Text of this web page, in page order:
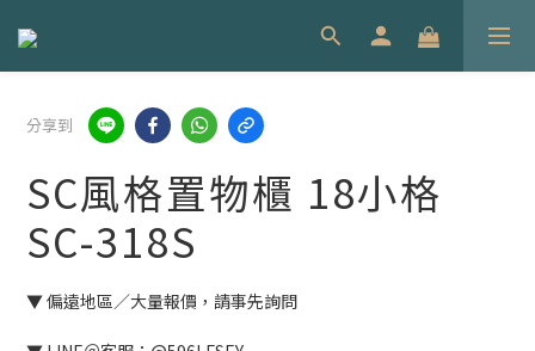
分享到
SC風格置物櫃 18小格
SC-318S
▼ 偏遠地區／大量報價，請事先詢問